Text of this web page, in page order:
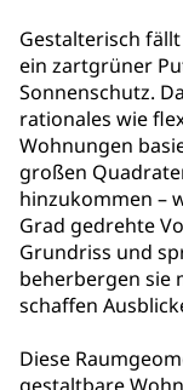
Gestalterisch
ein zartgrüner
Sonnenschutz.
rationales wie
Wohnungen
großen
hinzukommen –
Grad gedrehte
Grundriss und
beherbergen sie
schaffen
Diese